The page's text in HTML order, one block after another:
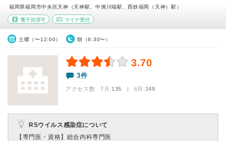
福岡県福岡市中央区天神（天神駅、中洲川端駅、西鉄福岡（天神）駅）
電子決済可 マイナ受付
土曜（〜12:00） 朝（8:30〜）
3.70
3件
アクセス数 7月:135 | 6月:149
RSウイルス感染症について
【専門医・資格】 総合内科専門医